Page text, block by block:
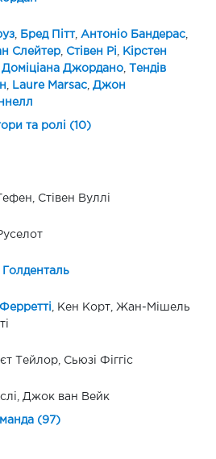
, Бред Пітт, Антоніо Бандерас,
Слейтер, Стівен Рі
Кірстен
Доміціана Джордано,
Тендів
Laure Marsac, Джон
та ролі (10)
Стівен Вуллі
Голденталь
, Кен Корт, Жан-Мішель
Тейлор, Сьюзі Фіггіс
Джок ван Вейк
(97)